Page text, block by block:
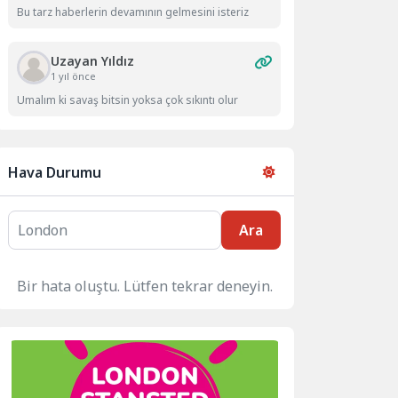
Bu tarz haberlerin devamının gelmesini isteriz
Uzayan Yıldız
1 yıl önce
Umalım ki savaş bitsin yoksa çok sıkıntı olur
Hava Durumu
Ara
Bir hata oluştu. Lütfen tekrar deneyin.